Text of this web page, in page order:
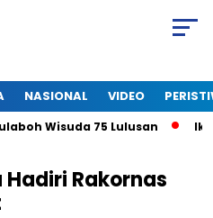
NASIONAL VIDEO
Wisuda 75 Lulusan Ikut
Rakornas